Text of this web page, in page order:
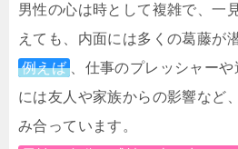
男性の心は時として複雑で、一
えても、内面には多くの葛藤が
例えば
、仕事のプレッシャー
には友人や家族からの影響など
み合っています。